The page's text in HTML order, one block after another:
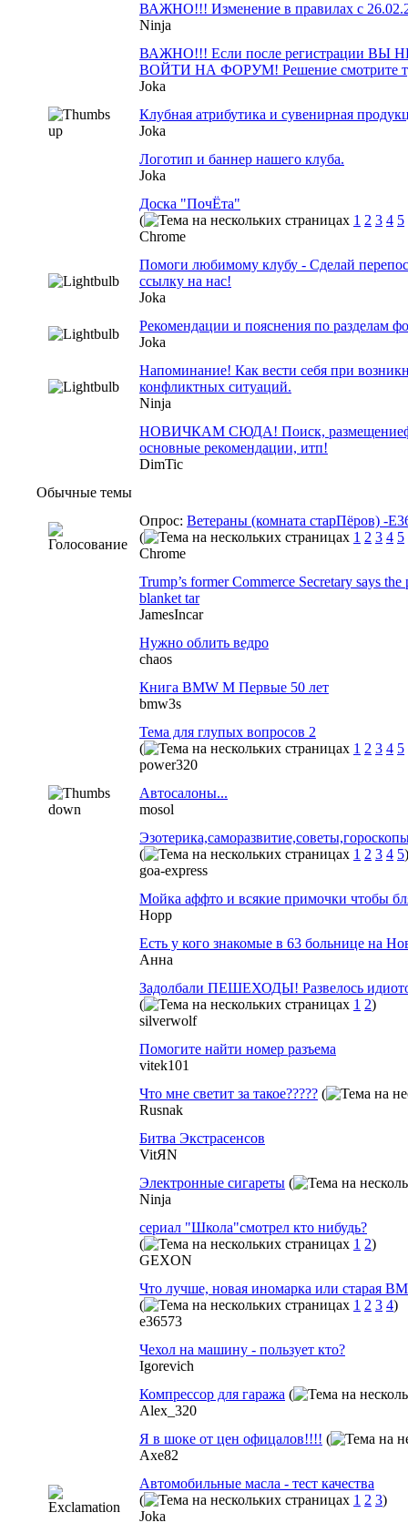
ВАЖНО!!! Изменение в правилах с
Ninja
ВАЖНО!!! Если после регистрации ВЫ
ВОЙТИ НА ФОРУМ! Решение смотрите
Joka
Клубная атрибутика и сувенирная
Joka
Логотип и баннер нашего клуба.
Joka
Доска "ПочЁта"
(
1 2 3 4 5
Chrome
Помоги любимому клубу - Сделай
ссылку на нас!
Joka
Рекомендации и пояснения по разделам
Joka
Напоминание! Как вести себя при
конфликтных ситуаций.
Ninja
НОВИЧКАМ СЮДА! Поиск,
основные рекомендации, итп!
DimTic
Обычные темы
Опрос: Ветераны (комната старПёров) -
(
1 2 3 4 5
Chrome
Trump’s former Commerce Secretary says
blanket tar
JamesIncar
Нужно облить ведро
chaos
Книга BMW M Первые 50 лет
bmw3s
Тема для глупых вопросов 2
(
1 2 3 4 5
power320
Автосалоны...
mosol
(
1 2 3 4 5)
goa-express
Мойка аффто и всякие примочки чтобы
Hopp
Есть у кого знакомые в 63 больнице на
Анна
Задолбали ПЕШЕХОДЫ! Развелось
(
1 2)
silverwolf
Помогите найти номер разъема
vitek101
Что мне светит за такое????? (
Rusnak
Битва Экстрасенсов
VitЯN
Электронные сигареты (
Ninja
сериал "Школа"смотрел кто нибудь?
(
1 2)
GEXON
Что лучше, новая иномарка или старая
(
1 2 3 4)
e36573
Чехол на машину - пользует кто?
Igorevich
Компрессор для гаража (
Alex_320
Я в шоке от цен офицалов!!!! (
Axe82
Автомобильные масла - тест качества
(
1 2 3)
Joka